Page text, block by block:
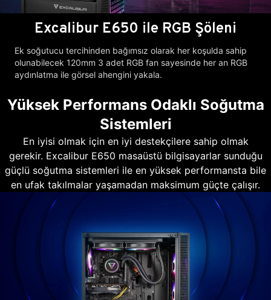
Excalibur E650 ile RGB Şöleni
Ek soğutucu tercihinden bağımsız olarak her koşulda sahip
olunabilecek 120mm 3 adet RGB fan sayesinde her an RGB
aydınlatma ile görsel ahengini yakala.
Yüksek Performans Odaklı Soğutma
Sistemleri
En iyisi olmak için en iyi destekçilere sahip olmak
gerekir. Excalibur E650 masaüstü bilgisayarlar sunduğu
güçlü soğutma sistemleri ile en yüksek performansta bile
en ufak takılmalar yaşamadan maksimum güçte çalışır.